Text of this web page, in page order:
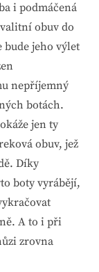
i podmáčená
obuv do
jeho výlet
nepříjemný
botách.
jen ty
obuv, jež
Díky
boty vyrábějí,
A to i při
zrovna